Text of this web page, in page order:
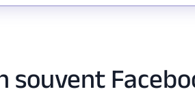
souvent